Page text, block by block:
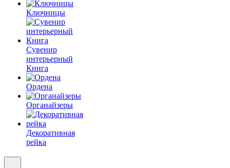
Ключницы
Сувенир
интерьерный
Книга
Ордена
Органайзеры
Декоративная
рейка